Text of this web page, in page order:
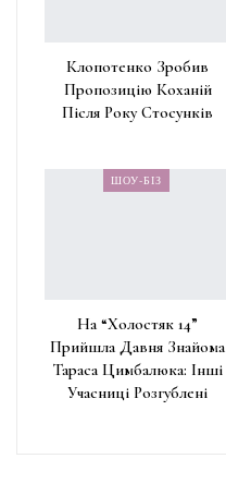
Клопотенко Зробив
Пропозицію Коханій
Після Року Стосунків
ШОУ-БІЗ
На “Холостяк 14”
Прийшла Давня Знайома
Тараса Цимбалюка: Інші
Учасниці Розгублені